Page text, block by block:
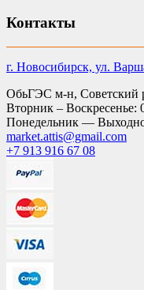
Контакты
г. Новосибирск, ул.
ОбьГЭС м-н, Советский
Вторник – Воскресенье:
Понедельник —
market.attis@gmail.com
+7 913 916 67 08